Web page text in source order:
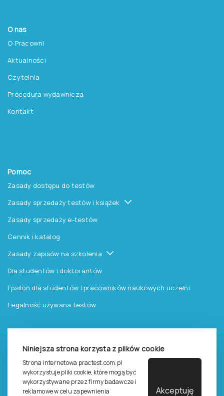
Niniejsza strona korzysta z plików cookie
Strona internetowa practest.com.pl
wykorzystuje pliki cookie, które mogą być
wykorzystywane przez firmy badawcze i
reklamowe w celu zapewnienia
Akceptuję
O nas
O Pracowni
Aktualności
Czytelnia
Procedura wydawnicza
Kontakt
Pomoc
Zasady dostępu do testów
Zasady sprzedaży testów i książek
Zasady sprzedaży e-testów
Cennik i katalog
Zasady zapisów na szkolenia
Dla studentów i doktorantów
Epsilon dla studentów i pracowników naukowych uczelni
Legalność używana testów
Pracownia Testów Psychologicznych Polskiego
Towarzystwa Psychologicznego sp. z o.o.
Wszelkie prawa zastrzeżone.